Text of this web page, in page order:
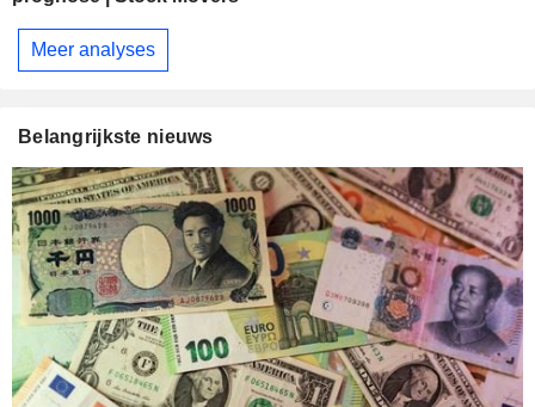
Meer analyses
Belangrijkste nieuws